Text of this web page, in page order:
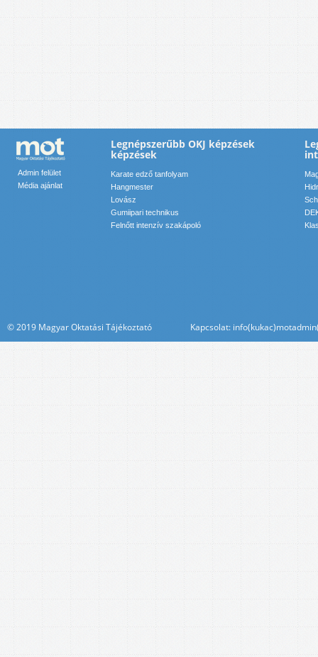
Admin felület
Média ajánlat
Legnépszerűbb OKJ képzések
képzések
Karate edző tanfolyam
Hangmester
Lovász
Gumiipari technikus
Felnőtt intenzív szakápoló
© 2019 Magyar Oktatási Tájékoztató Kapcsolat: